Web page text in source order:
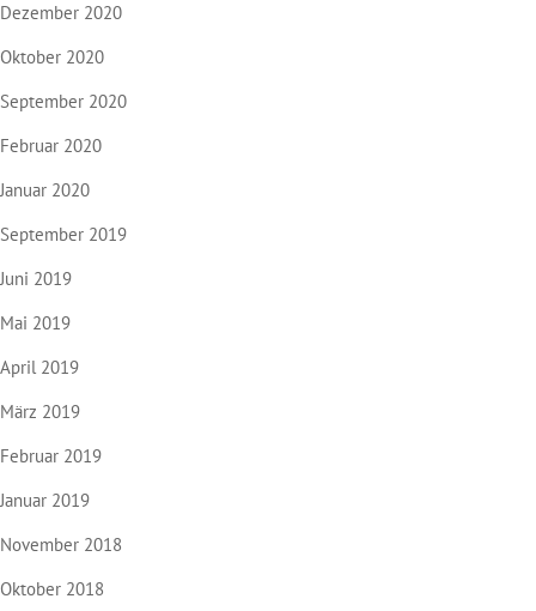
Dezember 2020
Oktober 2020
September 2020
Februar 2020
Januar 2020
September 2019
Juni 2019
Mai 2019
April 2019
März 2019
Februar 2019
Januar 2019
November 2018
Oktober 2018